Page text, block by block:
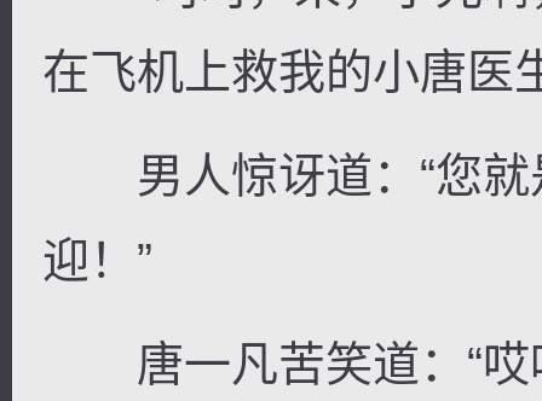
在飞机上救我的小唐医
男人惊讶道：“您就
迎！”
唐一凡苦笑道：“哎